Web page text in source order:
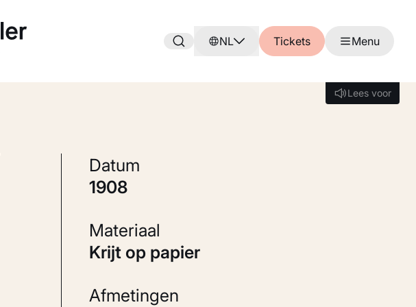
NL Tickets Menu
Lees voor
Lees voor
Datum
1908
Materiaal
Krijt op papier
Afmetingen